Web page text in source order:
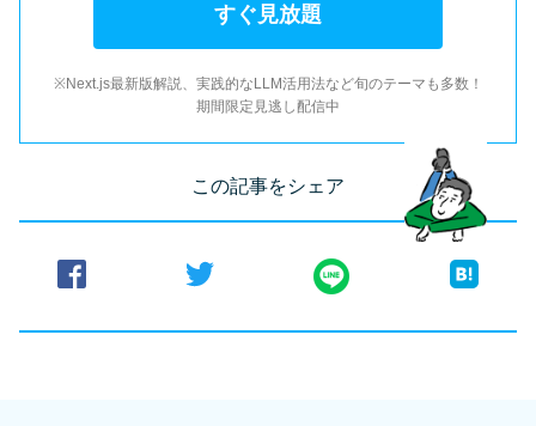
すぐ見放題
※Next.js最新版解説、実践的なLLM活用法など旬のテーマも多数！
期間限定見逃し配信中
この記事をシェア